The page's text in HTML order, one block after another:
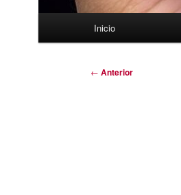
Inicio
Navegación
← Anterior